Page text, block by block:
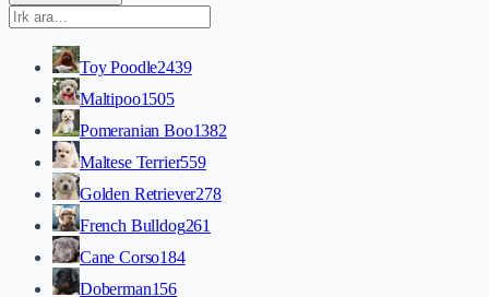
Toy Poodle2439
Maltipoo1505
Pomeranian Boo1382
Maltese Terrier559
Golden Retriever278
French Bulldog261
Cane Corso184
Doberman156